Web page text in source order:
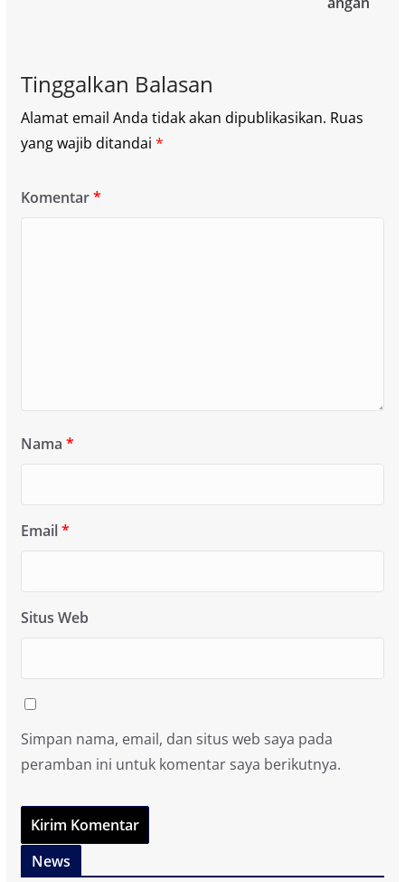
Tinggalkan Balasan
Alamat email Anda tidak akan dipublikasikan. Ruas
yang wajib ditandai *
Komentar*
Nama *
Email*
Situs Web
Simpan nama, email, dan situs web saya pada
peramban ini untuk komentar saya berikutnya.
News